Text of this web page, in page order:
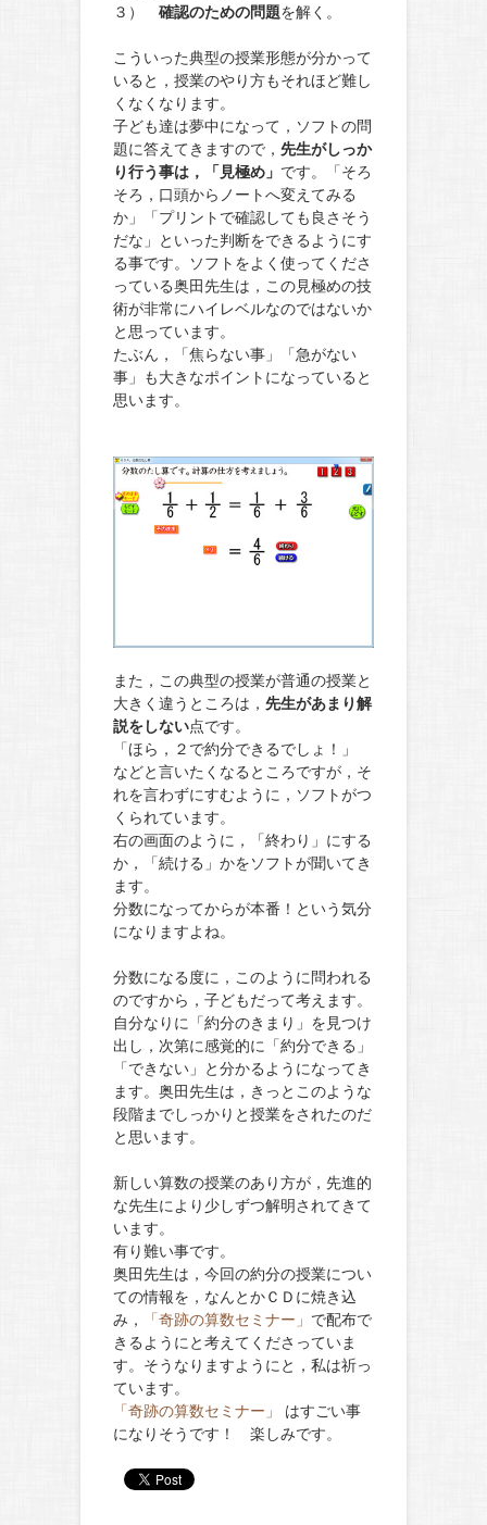
３） 確認のための問題を解く。
こういった典型の授業形態が分かって
いると，授業のやり方もそれほど難し
くなくなります。
子ども達は夢中になって，ソフトの問
題に答えてきますので， 先生がしっか
り行う事は，「見極め」 です。「そろ
そろ，口頭からノートへ変えてみる
か」「プリントで確認しても良さそう
だな」といった判断をできるようにす
る事です。ソフトをよく使ってくださ
っている奥田先生は，この見極めの技
術が非常にハイレベルなのではないか
と思っています。
たぶん，「焦らない事」「急がない
事」も大きなポイントになっていると
思います。
また，この典型の授業が普通の授業と
大きく違うところは， 先生があまり解
説をしない点です。
「ほら，２で約分できるでしょ！」
などと言いたくなるところですが，そ
れを言わずにすむように，ソフトがつ
くられています。
右の画面のように，「終わり」にする
か，「続ける」かをソフトが聞いてき
ます。
分数になってからが本番！という気分
になりますよね。
分数になる度に，このように問われる
のですから，子どもだって考えます。
自分なりに「約分のきまり」を見つけ
出し，次第に感覚的に「約分できる」
「できない」と分かるようになってき
ます。奥田先生は，きっとこのような
段階までしっかりと授業をされたのだ
と思います。
新しい算数の授業のあり方が，先進的
な先生により少しずつ解明されてきて
います。
有り難い事です。
奥田先生は，今回の約分の授業につい
ての情報を，なんとかＣＤに焼き込
み，
「奇跡の算数セミナー」 で配布で
きるようにと考えてくださっていま
す。そうなりますようにと，私は祈っ
ています。
「奇跡の算数セミナー」
はすごい事
になりそうです！ 楽しみです。